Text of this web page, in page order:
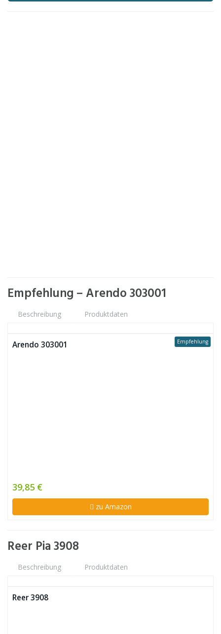
Empfehlung – Arendo 303001
Beschreibung Produktdaten
Empfehlung
Arendo 303001
39,85 €
zu Amazon
Reer Pia 3908
Beschreibung Produktdaten
Reer 3908